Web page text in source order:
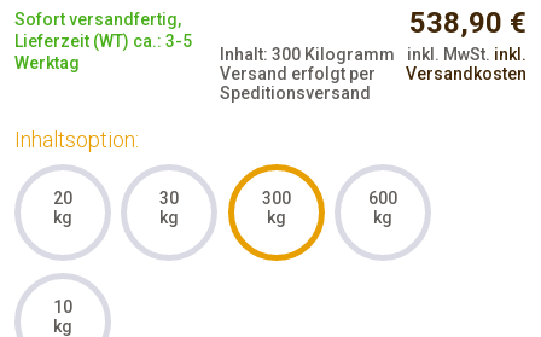
Sofort versandfertig,
Lieferzeit (WT) ca.: 3-5
Werktag
538,90 €
Inhalt: 300 Kilogramm
Versand erfolgt per
Speditionsversand
inkl. MwSt. inkl.
Versandkosten
Inhaltsoption:
20
kg
30
kg
300
kg
600
kg
10
kg